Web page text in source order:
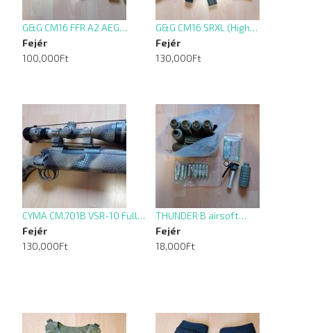
G&G CM16 FFR A2 AEG…
Fejér
100,000Ft
G&G CM16 SRXL (High…
Fejér
130,000Ft
CYMA CM.701B VSR-10 Full…
Fejér
130,000Ft
THUNDER B airsoft…
Fejér
18,000Ft